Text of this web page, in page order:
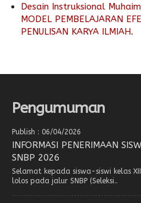
Desain Instruksional
MODEL PEMBELAJARAN
PENULISAN KARYA ILMIAH.
Pengumuman
Publish : 06/04/2026
INFORMASI PENERIMAAN
SNBP 2026
Selamat kepada siswa-siswi kelas
lolos pada jalur SNBP (Seleksi..